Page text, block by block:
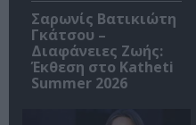
Σαρωνίς Βατικιώτη
Γκάτσου –
Διαφάνειες Ζωής:
Έκθεση στο Katheti
Summer 2026